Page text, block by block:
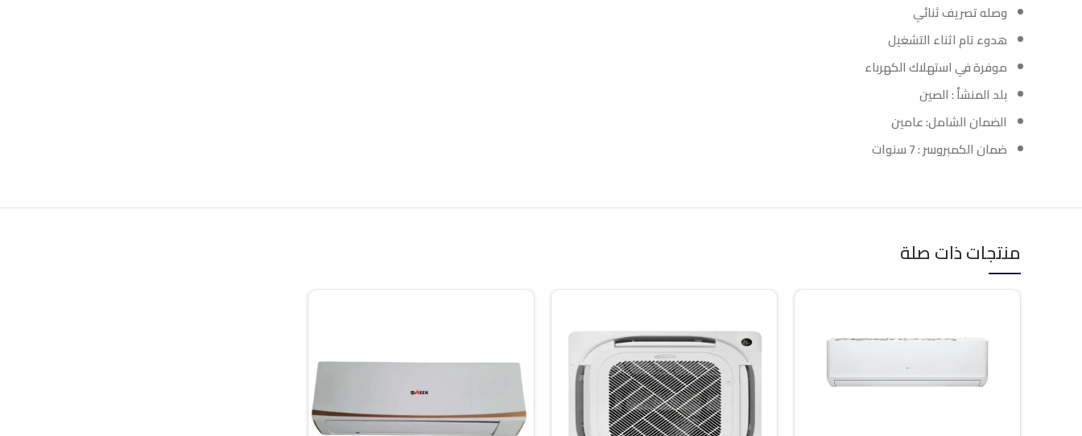
وصله تصريف ثنائي
هدوء تام اثناء التشغيل
موفرة في استهلاك الكهرباء
بلد المنشأ : الصين
الضمان الشامل: عامين
ضمان الكمبروسر : 7 سنوات
منتجات ذات صلة